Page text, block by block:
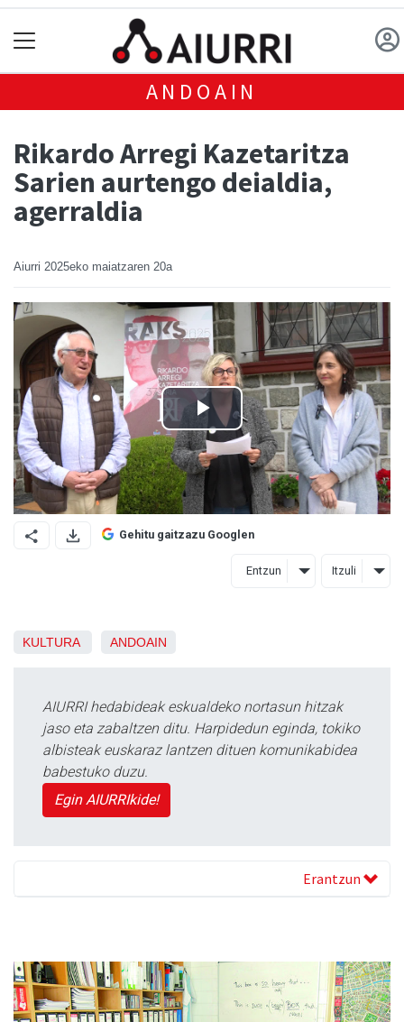
ANDOAIN
Rikardo Arregi Kazetaritza
Sarien aurtengo deialdia,
agerraldia
Aiurri 2025eko maiatzaren 20a
Gehitu gaitzazu Googlen
Entzun Itzuli
KULTURA ANDOAIN
AIURRI hedabideak eskualdeko nortasun hitzak
jaso eta zabaltzen ditu. Harpidedun eginda, tokiko
albisteak euskaraz lantzen dituen komunikabidea
babestuko duzu.
Egin AIURRIkide!
Erantzun